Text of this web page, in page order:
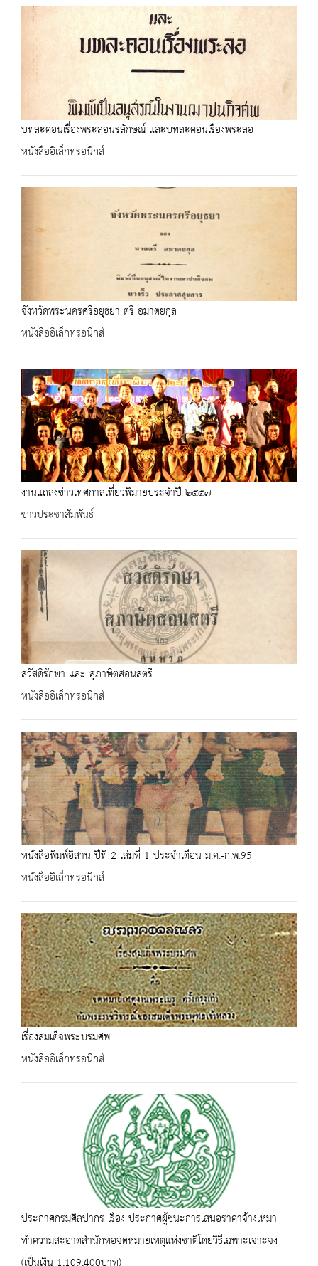
บทละคอนเรื่องพระลอนรลักษณ์ และบทละคอนเรื่องพระลอ
หนังสืออิเล็กทรอนิกส์
จังหวัดพระนครศรีอยุธยา ตรี อมาตยกุล
หนังสืออิเล็กทรอนิกส์
งานแถลงข่าวเทศกาลเที่ยวพิมายประจำปี ๒๕๕๗
ข่าวประชาสัมพันธ์
สวัสดิรักษา และ สุภาษิตสอนสตรี
หนังสืออิเล็กทรอนิกส์
หนังสือพิมพ์อิสาน ปีที่ 2 เล่มที่ 1 ประจำเดือน ม.ค.-ก.พ.95
หนังสืออิเล็กทรอนิกส์
เรื่องสมเด็จพระบรมศพ
หนังสืออิเล็กทรอนิกส์
ประกาศกรมศิลปากร เรื่อง ประกาศผู้ชนะการเสนอราคาจ้างเหมา
ทำความสะอาดสำนักหอจดหมายเหตุแห่งชาติโดยวิธีเฉพาะเจาะจง